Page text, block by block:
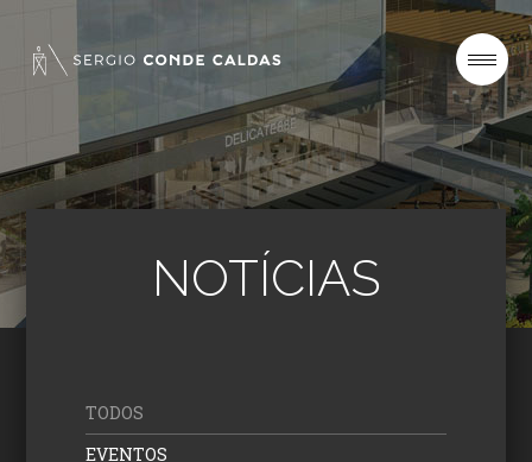
SOBRE
PROJETOS
NOTÍCIAS
TODOS
EVENTOS